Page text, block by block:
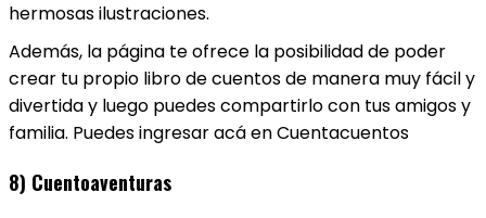
hermosas ilustraciones.
Además, la página te ofrece la posibilidad de poder
crear tu propio libro de cuentos de manera muy fácil y
divertida y luego puedes compartirlo con tus amigos y
familia. Puedes ingresar acá en Cuentacuentos
8) Cuentoaventuras